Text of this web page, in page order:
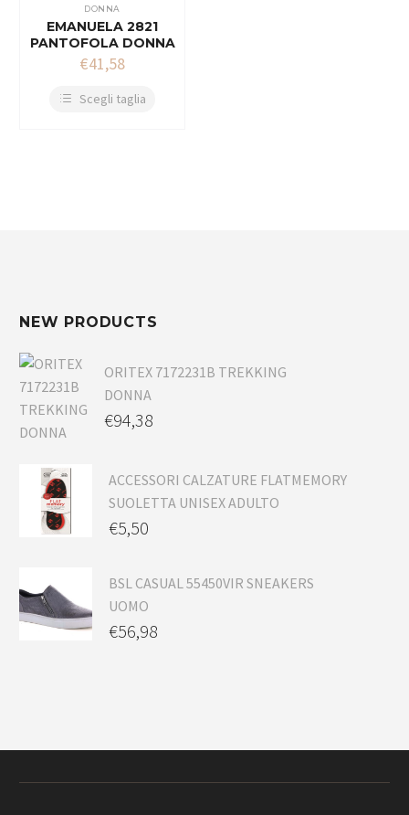
DONNA
EMANUELA 2821
PANTOFOLA DONNA
€41,58
Scegli taglia
NEW PRODUCTS
ORITEX 7172231B TREKKING
DONNA
€94,38
ACCESSORI CALZATURE FLATMEMORY
SUOLETTA UNISEX ADULTO
€5,50
BSL CASUAL 55450VIR SNEAKERS
UOMO
€56,98